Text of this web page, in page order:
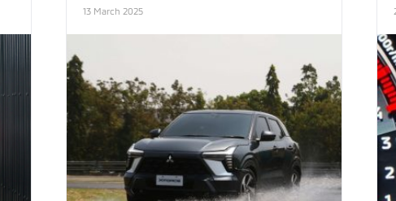
13 March 2025